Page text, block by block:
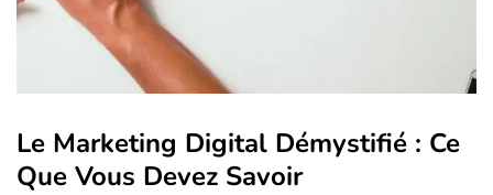
Le Marketing Digital Démystifié : Ce
Que Vous Devez Savoir